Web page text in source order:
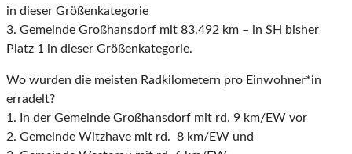
in dieser Größenkategorie
3. Gemeinde Großhansdorf mit 83.492 km – in SH bisher
Platz 1 in dieser Größenkategorie.
Wo wurden die meisten Radkilometern pro Einwohner*in
erradelt?
1. In der Gemeinde Großhansdorf mit rd. 9 km/EW vor
2. Gemeinde Witzhave mit rd. 8 km/EW und